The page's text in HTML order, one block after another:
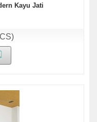
Kayu Jati